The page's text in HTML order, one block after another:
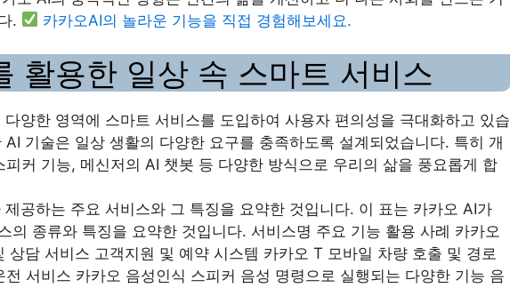
.
카카오AI의 놀라운 기능을 직접 경험해보세요.
활용한 일상 속 스마트 서비스
양한 영역에 스마트 서비스를 도입하여 사용자 편의성을 극대화하고 있습
기술은 일상 생활의 다양한 요구를 충족하도록 설계되었습니다. 특히 개
피커 기능, 메신저의 AI 챗봇 등 다양한 방식으로 우리의 삶을 풍요롭게 합
공하는 주요 서비스와 그 특징을 요약한 것입니다. 이 표는 카카오 AI가
의 종류와 특징을 요약한 것입니다. 서비스명 주요 기능 활용 사례 카카오
상담 서비스 고객지원 및 예약 시스템 카카오 T 모바일 차량 호출 및 경로
전 서비스 카카오 음성인식 스피커 음성 명령으로 실행되는 다양한 기능 음